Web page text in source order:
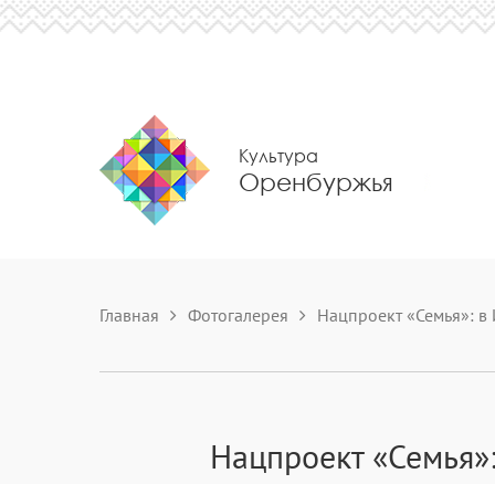
Культура
Оренбуржья
Главная Фотогалерея Нацпроект «Семья»:
Нацпроект